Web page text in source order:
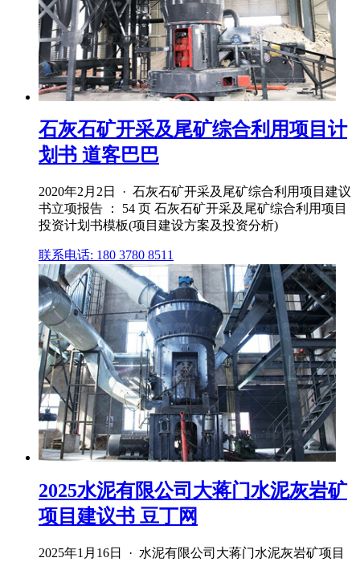
石灰石矿开采及尾矿综合利用项目计
划书 道客巴巴
2020年2月2日 · 石灰石矿开采及尾矿综合利用项目建议
书立项报告 ： 54 页 石灰石矿开采及尾矿综合利用项目
投资计划书模板(项目建设方案及投资分析)
联系电话: 180 3780 8511
2025水泥有限公司大蒋门水泥灰岩矿
项目建议书 豆丁网
2025年1月16日 · 水泥有限公司大蒋门水泥灰岩矿项目